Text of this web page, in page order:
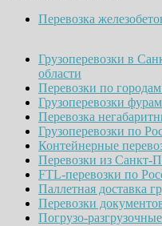
Перевозка
Грузоперевозки в
области
Перевозки по
Грузоперевозки
Перевозка
Грузоперевозки по
Контейнерные
Перевозки из Санкт-
FTL-перевозки по
Паллетная доставка
Перевозки
Погрузо-